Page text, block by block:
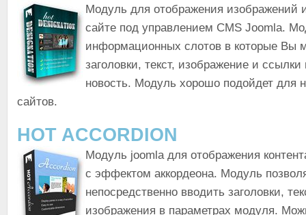
Модуль для отображения изображений
сайте под управлением CMS Joomla.
информационных слотов в которые Вы
заголовки, текст, изображение и
новость. Модуль хорошо подойдет для
сайтов.
HOT ACCORDION
Модуль joomla для отображения
с эффектом аккордеона. Модуль
непосредственно вводить заголовки,
изображения в параметрах модуля.